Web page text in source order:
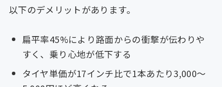
以下のデメリットがあります。
扁平率45%により路面からの衝撃が伝わりや
すく、乗り心地が低下する
タイヤ単価が17インチ比で1本あたり3,000〜